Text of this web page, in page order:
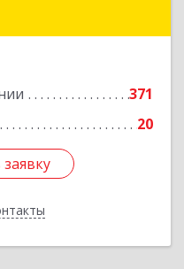
371
20